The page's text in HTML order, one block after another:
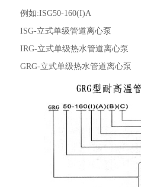
例如:ISG50-160(I)A
ISG-立式单级管道离心泵
IRG-立式单级热水管道离心泵
GRG-立式单级热水管道离心泵